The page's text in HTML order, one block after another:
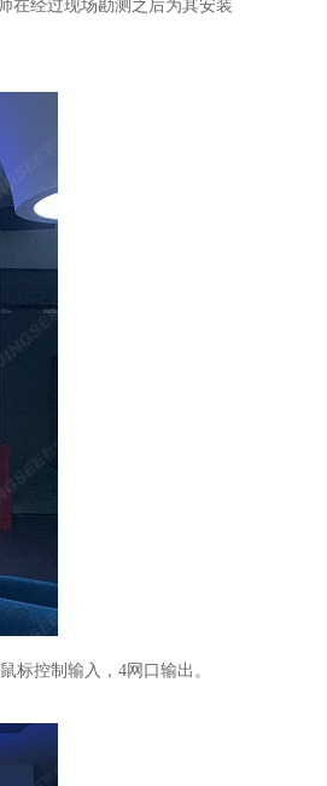
在经过现场勘测之后为其安装
标控制输入， 4网口输出。